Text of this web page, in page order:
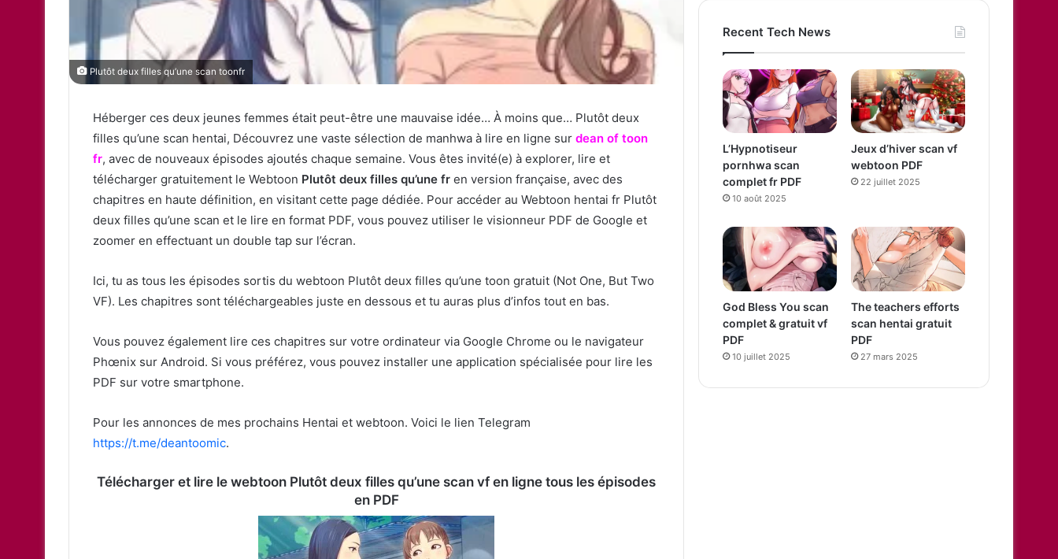
Plutôt deux filles qu’une scan toonfr
Héberger ces deux jeunes femmes était peut-être une mauvaise idée… À moins que… Plutôt deux
filles qu’une scan hentai, Découvrez une vaste sélection de manhwa à lire en ligne sur dean of toon
fr, avec de nouveaux épisodes ajoutés chaque semaine. Vous êtes invité(e) à explorer, lire et
télécharger gratuitement le Webtoon Plutôt deux filles qu’une fr en version française, avec des
chapitres en haute définition, en visitant cette page dédiée. Pour accéder au Webtoon hentai fr Plutôt
deux filles qu’une scan et le lire en format PDF, vous pouvez utiliser le visionneur PDF de Google et
zoomer en effectuant un double tap sur l’écran.
Ici, tu as tous les épisodes sortis du webtoon Plutôt deux filles qu’une toon gratuit (Not One, But Two
VF). Les chapitres sont téléchargeables juste en dessous et tu auras plus d’infos tout en bas.
Vous pouvez également lire ces chapitres sur votre ordinateur via Google Chrome ou le navigateur
Phœnix sur Android. Si vous préférez, vous pouvez installer une application spécialisée pour lire les
PDF sur votre smartphone.
Pour les annonces de mes prochains Hentai et webtoon. Voici le lien Telegram
https://t.me/deantoomic.
Télécharger et lire le webtoon Plutôt deux filles qu’une scan vf en ligne tous les épisodes
en PDF
Recent Tech News
L’Hypnotiseur
pornhwa scan
complet fr PDF
10 août 2025
Jeux d’hiver scan vf
webtoon PDF
22 juillet 2025
God Bless You scan
complet & gratuit vf
PDF
10 juillet 2025
The teachers efforts
scan hentai gratuit
PDF
27 mars 2025